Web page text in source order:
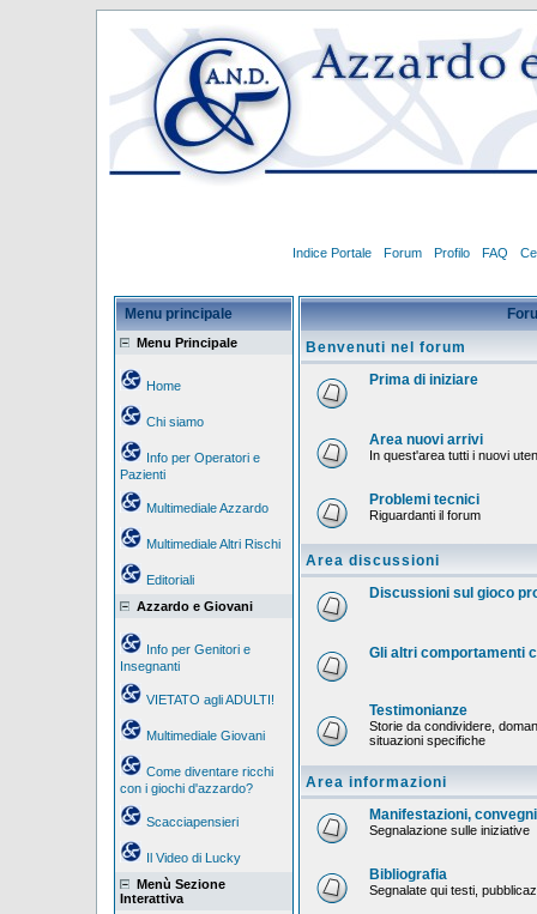
Indice Portale Forum Profilo FAQ
Menu principale
Menu Principale
Home
Chi siamo
Info per Operatori e
Pazienti
Multimediale Azzardo
Multimediale Altri Rischi
Editoriali
Azzardo e Giovani
Info per Genitori e
Insegnanti
VIETATO agli ADULTI!
Multimediale Giovani
Come diventare ricchi
con i giochi d'azzardo?
Scacciapensieri
Il Video di Lucky
Menù Sezione
Interattiva
Benvenuti nel forum
Prima di iniziare
Area nuovi arrivi
In quest'area tutti i nuovi
Problemi tecnici
Riguardanti il forum
Area discussioni
Discussioni sul gioco
Gli altri comportamenti
Testimonianze
Storie da condividere,
situazioni specifiche
Area informazioni
Manifestazioni,
Segnalazione sulle iniziative
Bibliografia
Segnalate qui testi,